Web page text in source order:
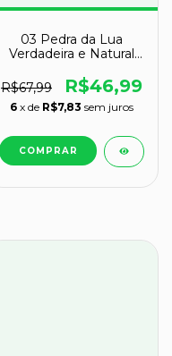
03 Pedra da Lua
Verdadeira e Natural
B
R$67,99 R$46,99
6 x de R$7,83 sem juros